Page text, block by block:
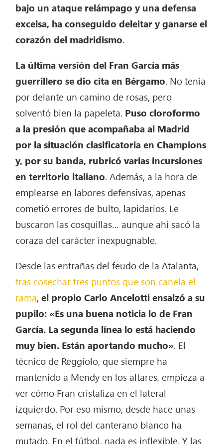
bajo un ataque relámpago y una defensa
excelsa, ha conseguido deleitar y ganarse el
corazón del madridismo.
La última versión del Fran García más
guerrillero se dio cita en Bérgamo. No tenía
por delante un camino de rosas, pero
solventó bien la papeleta. Puso cloroformo
a la presión que acompañaba al Madrid
por la situación clasificatoria en Champions
y, por su banda, rubricó varias incursiones
en territorio italiano. Además, a la hora de
emplearse en labores defensivas, apenas
cometió errores de bulto, lapidarios. Le
buscaron las cosquillas… aunque ahí sacó la
coraza del carácter inexpugnable.
Desde las entrañas del feudo de la Atalanta,
tras cosechar tres puntos que son canela el
rama,el propio Carlo Ancelotti ensalzó a su
pupilo: «Es una buena noticia lo de Fran
García. La segunda línea lo está haciendo
muy bien. Están aportando mucho». El
técnico de Reggiolo, que siempre ha
mantenido a Mendy en los altares, empieza a
ver cómo Fran cristaliza en el lateral
izquierdo. Por eso mismo, desde hace unas
semanas, el rol del canterano blanco ha
mutado. En el fútbol, nada es inflexible. Y las